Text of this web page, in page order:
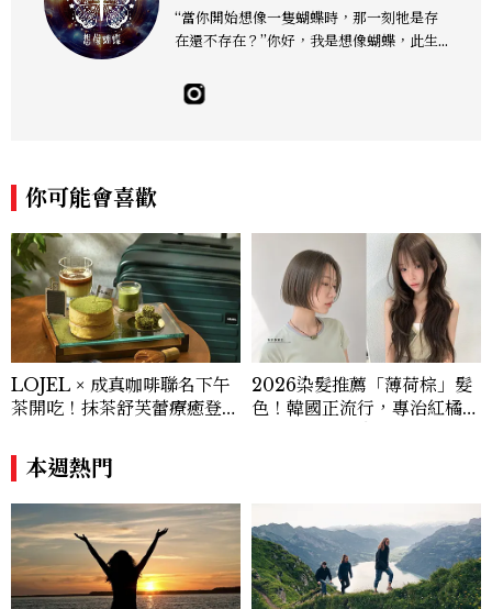
“當你開始想像一隻蝴蝶時，那一刻牠是存
在還不存在？”你好，我是想像蝴蝶，此生
際種子們找到歸途。在這個瞬息萬變的世界
裡，我們因進入人類系統，投入實相迷失了
的記憶，讓我們共同啟程，靜聽內心的聲
音，解開藏匿在記憶中的秘密。想像蝴蝶引
導你開啟愛與智慧的光芒照亮前行的道路，
踏上這趟神秘之旅，讓靈魂在愛的擁抱中覺
醒，綻放屬於自己獨特的光芒。
你可能會喜歡
LOJEL × 成真咖啡聯名下午
茶開吃！抹茶舒芙蕾療癒登
2026染髮推薦「薄荷棕」髮
色！韓國正流行，專治紅橘
本週熱門